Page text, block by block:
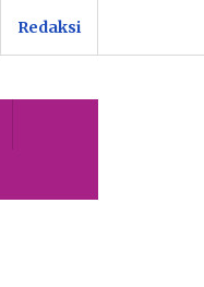
Redaksi